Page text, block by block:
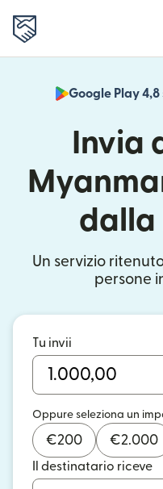
Google Play 4,8
Invia
dalla
Un servizio
persone
Tu invii
Oppure seleziona un
€200 €2.000
Il destinatario riceve